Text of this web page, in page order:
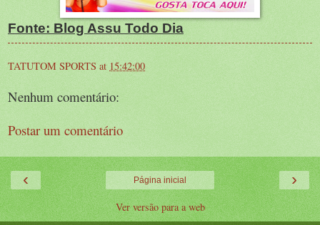
Fonte: Blog Assu Todo Dia
TATUTOM SPORTS at 15:42:00
Nenhum comentário:
Postar um comentário
‹ ›
Página inicial
Ver versão para a web